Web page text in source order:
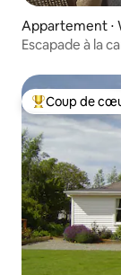
Appartement ⋅
Escapade à la
Coups de
Coup de